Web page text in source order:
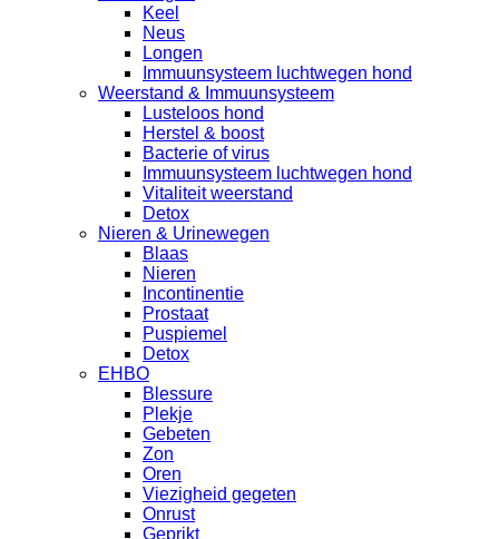
Keel
Neus
Longen
Immuunsysteem luchtwegen hond
Weerstand & Immuunsysteem
Lusteloos hond
Herstel & boost
Bacterie of virus
Immuunsysteem luchtwegen hond
Vitaliteit weerstand
Detox
Nieren & Urinewegen
Blaas
Nieren
Incontinentie
Prostaat
Puspiemel
Detox
EHBO
Blessure
Plekje
Gebeten
Zon
Oren
Viezigheid gegeten
Onrust
Geprikt